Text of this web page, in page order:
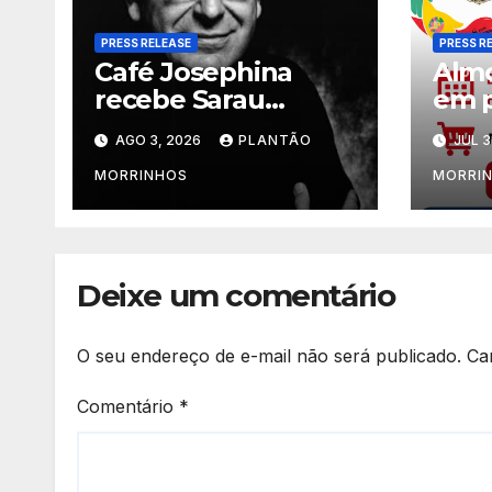
PRESS RELEASE
Café Josephina
recebe Sarau
Clássico com o
pianista Flávio
Varani nesta terça-
feira
AGO 3, 2026 PLANTÃO
MORRINHOS
PRESS
em
de
JUL
Deixe um comentário
O seu endereço de e-mail não será publicado.
Comentário *